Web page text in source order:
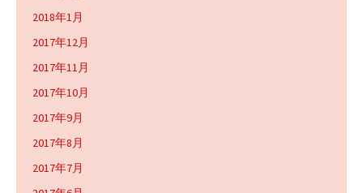
2018年1月
2017年12月
2017年11月
2017年10月
2017年9月
2017年8月
2017年7月